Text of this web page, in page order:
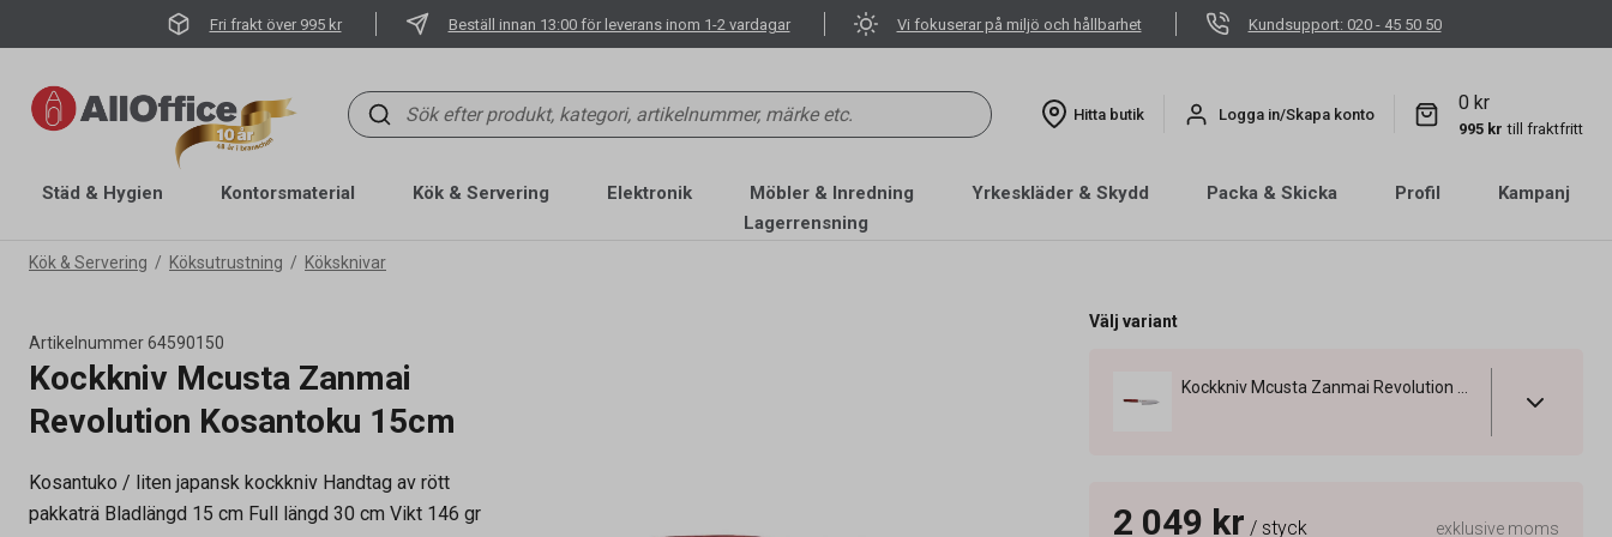
Fri frakt över 995 kr Beställ innan 13:00 för leverans inom 1-2 vardagar Vi fokuserar på miljö och hållbarhet Kundsupport: 020 - 45 50 50
Hitta butik Logga in/Skapa konto
0 kr
995 kr till fraktfritt
Städ & Hygien Kontorsmaterial Kök & Servering Elektronik Möbler & Inredning Yrkeskläder & Skydd Packa & Skicka Profil
Kampanj
Lagerrensning
Kök & Servering Köksutrustning Köksknivar
Artikelnummer64590150
Kockkniv Mcusta Zanmai
Revolution Kosantoku 15cm
Kosantuko / liten japansk kockkniv Handtag av rött
pakkaträ Bladlängd 15 cm Full längd 30 cm Vikt 146 gr
Artikelnummer 64590150
Välj variant
2 049 kr / styck exklusive moms